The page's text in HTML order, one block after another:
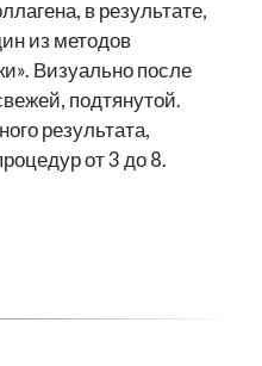
в результате,
из методов
Визуально после
подтянутой.
результата,
от 3 до 8.